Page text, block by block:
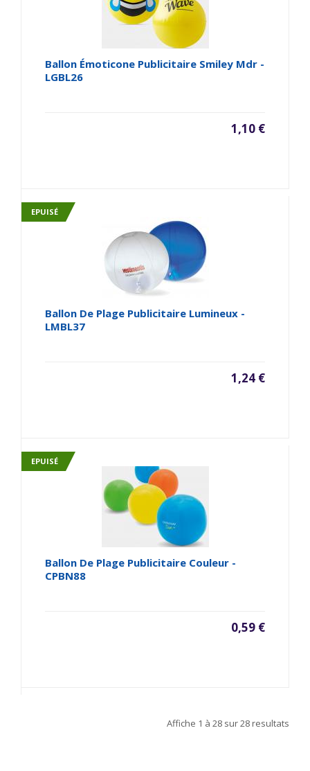
Ballon Émoticone Publicitaire Smiley Mdr -
LGBL26
1,10 €
EPUISÉ
Ballon De Plage Publicitaire Lumineux -
LMBL37
1,24 €
EPUISÉ
Ballon De Plage Publicitaire Couleur -
CPBN88
0,59 €
Affiche 1 à 28 sur28 resultats